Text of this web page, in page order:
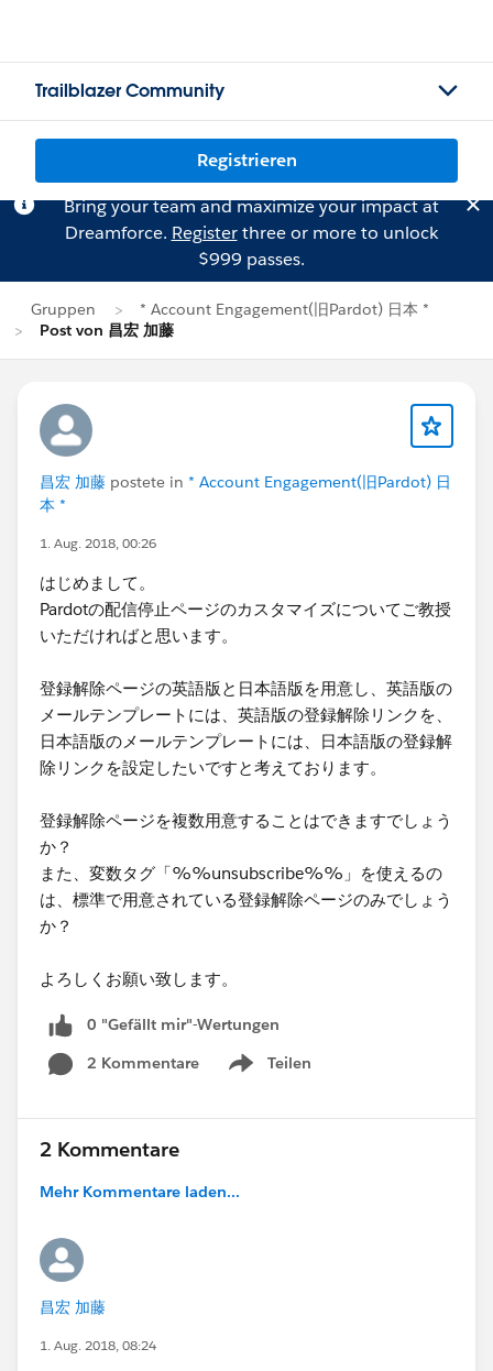
Trailblazer Community
Registrieren
Bring your team and maximize your impact at
Dreamforce. Registerthree or more to unlock
$999 passes.
Gruppen
* Account Engagement(旧Pardot) 日本 *
Post von 昌宏 加藤
昌宏 加藤 postete in * Account Engagement(旧Pardot) 日
本 *
1. Aug. 2018, 00:26
はじめまして。
Pardotの配信停止ページのカスタマイズについてご教授
いただければと思います。
登録解除ページの英語版と日本語版を用意し、英語版の
メールテンプレートには、英語版の登録解除リンクを、
日本語版のメールテンプレートには、日本語版の登録解
除リンクを設定したいですと考えております。
登録解除ページを複数用意することはできますでしょう
か？
また、変数タグ「%%unsubscribe%%」を使えるの
は、標準で用意されている登録解除ページのみでしょう
か？
よろしくお願い致します。
0 "Gefällt mir"-Wertungen
2 Kommentare
Teilen
Show menu
2 Kommentare
Mehr Kommentare laden...
昌宏 加藤
1. Aug. 2018, 08:24